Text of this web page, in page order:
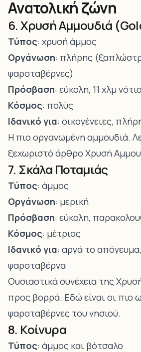
Ανατολική ζώνη
6. Χρυσή Αμμουδιά
Τύπος: χρυσή άμμος
Οργάνωση: πλήρης
ψαροταβέρνες)
Πρόσβαση: εύκολη, 11 χλμ
Κόσμος: πολύς
Ιδανικό για: οικογένειες,
Η πιο οργανωμένη αμμουδιά.
ξεχωριστό άρθρο Χρυσή
7. Σκάλα Ποταμιάς
Τύπος: άμμος
Οργάνωση: μερική
Πρόσβαση: εύκολη,
Κόσμος: μέτριος
Ιδανικό για: αργά το
ψαροταβέρνα
Ουσιαστικά συνέχεια της
προς βορρά. Εδώ είναι οι πιο
ψαροταβέρνες του νησιού.
8. Κοίνυρα
Τύπος: άμμος και βότσαλο